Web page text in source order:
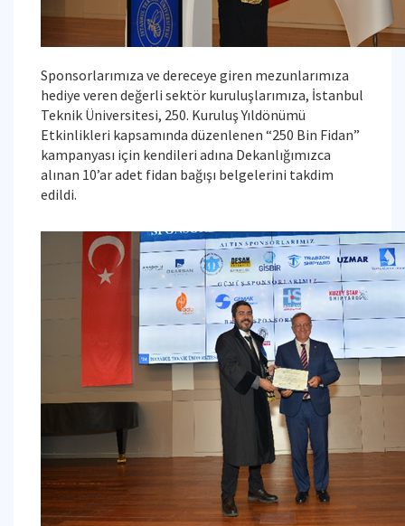
Sponsorlarımıza ve dereceye giren mezunlarımıza
hediye veren değerli sektör kuruluşlarımıza, İstanbul
Teknik Üniversitesi, 250. Kuruluş Yıldönümü
Etkinlikleri kapsamında düzenlenen “250 Bin Fidan”
kampanyası için kendileri adına Dekanlığımızca
alınan 10’ar adet fidan bağışı belgelerini takdim
edildi.